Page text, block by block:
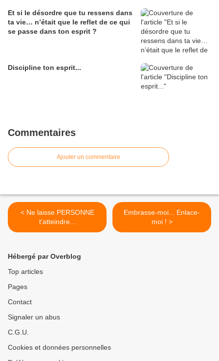
Et si le désordre que tu ressens dans
ta vie… n’était que le reflet de ce qui
se passe dans ton esprit ?
Discipline ton esprit...
Commentaires
Ajouter un commentaire
< Ne laisse PERSONNE
t'atteindre...
Embrasse-moi... Enlace-
moi ! >
Hébergé par Overblog
Top articles
Pages
Contact
Signaler un abus
C.G.U.
Cookies et données personnelles